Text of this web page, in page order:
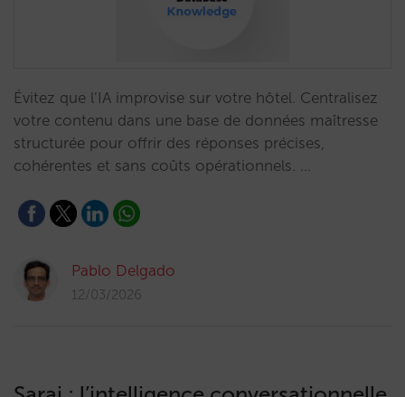
Évitez que l’IA improvise sur votre hôtel. Centralisez
votre contenu dans une base de données maîtresse
structurée pour offrir des réponses précises,
cohérentes et sans coûts opérationnels. …
Pablo Delgado
12/03/2026